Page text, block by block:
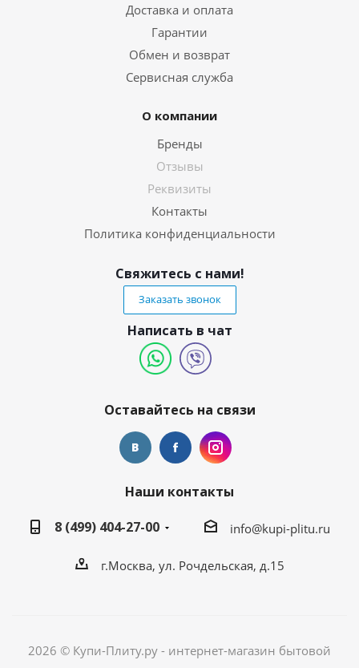
Доставка и оплата
Гарантии
Обмен и возврат
Сервисная служба
О компании
Бренды
Отзывы
Реквизиты
Контакты
Политика конфиденциальности
Свяжитесь с нами!
Заказать звонок
Написать в чат
Оставайтесь на связи
Наши контакты
8 (499) 404-27-00
info@kupi-plitu.ru
г.Москва, ул. Рочдельская, д.15
2026 © Купи-Плиту.ру - интернет-магазин бытовой